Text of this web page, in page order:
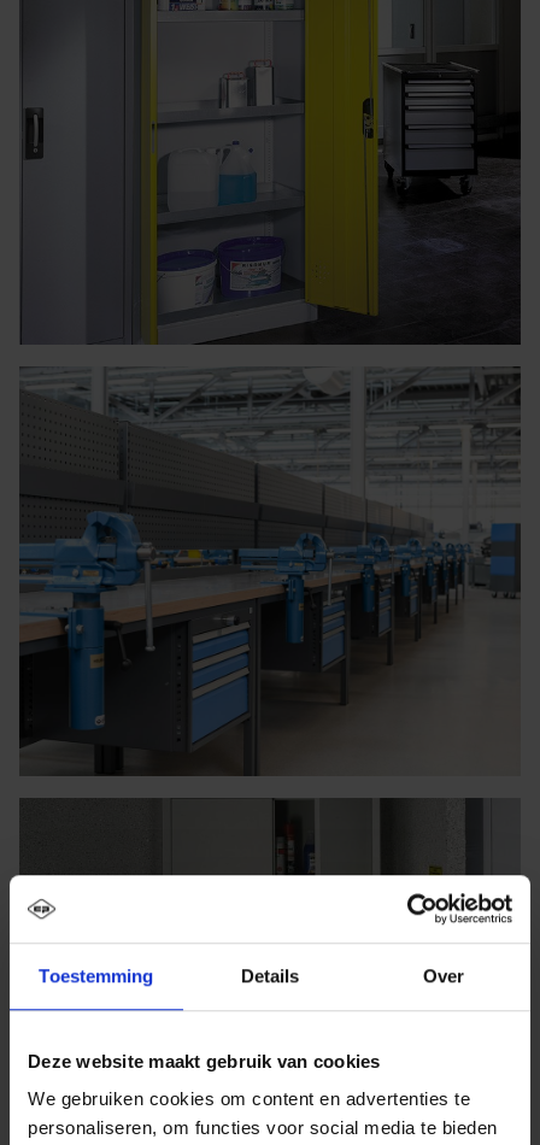
Toestemming Details Over
Deze website maakt gebruik van cookies
We gebruiken cookies om content en advertenties te
personaliseren, om functies voor social media te bieden